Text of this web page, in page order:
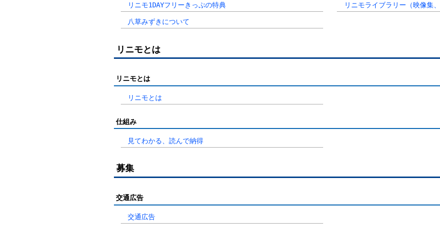
リニモ1DAYフリーきっぷの特典 リニモライブラリー（映像集、
八草みずきについて
リニモとは
リニモとは
リニモとは
仕組み
見てわかる、読んで納得
募集
交通広告
交通広告